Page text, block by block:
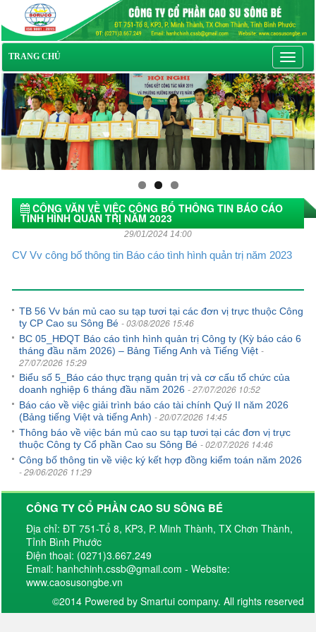
TRANG CHỦ
CÔNG VĂN VỀ VIỆC CÔNG BỐ THÔNG TIN BÁO CÁO
TÌNH HÌNH QUẢN TRỊ NĂM 2023
29/01/2024 14:00
CV Vv công bố thông tin Báo cáo tình hình quản trị năm 2023
TB 56 Vv bán mủ cao su tạp tươi tại các đơn vị trực thuộc Công
ty CP Cao su Sông Bé - 03/08/2026 15:46
BC 05_HĐQT Báo cáo tình hình quản trị Công ty (Kỳ báo cáo 6
tháng đầu năm 2026) – Bảng Tiếng Anh và Tiếng Việt -
27/07/2026 15:29
Biểu số 5_Báo cáo thực trạng quản trị và cơ cấu tổ chức của
doanh nghiệp 6 tháng đầu năm 2026 - 27/07/2026 10:52
Báo cáo về việc giải trình báo cáo tài chính Quý II năm 2026
(Bảng tiếng Việt và tiếng Anh) - 20/07/2026 14:45
Thông báo về việc bán mủ cao su tạp tươi tại các đơn vị trực
thuộc Công ty Cổ phần Cao su Sông Bé - 02/07/2026 14:46
Công bố thông tin về việc ký kết hợp đồng kiểm toán năm 2026
- 29/06/2026 11:29
CÔNG TY CỔ PHẦN CAO SU SÔNG BÉ
Địa chỉ: ĐT 751-Tổ 8, KP3, P. Minh Thành, TX Chơn Thành,
Tỉnh Bình Phước
Điện thoại: (0271)3.667.249
Email: hanhchinh.cssb@gmail.com - Website:
www.caosusongbe.vn
©2014 Powered by Smartui company. All rights reserved